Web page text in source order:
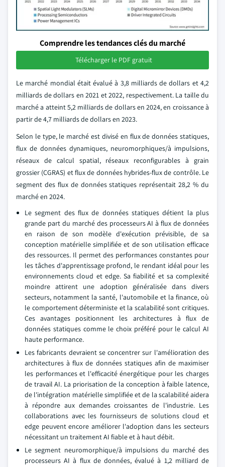
Comprendre les tendances clés du marché
Télécharger le PDF gratuit
Le marché mondial était évalué à 3,8 milliards de dollars et 4,2
milliards de dollars en 2021 et 2022, respectivement. La taille du
marché a atteint 5,2 milliards de dollars en 2024, en croissance à
partir de 4,7 milliards de dollars en 2023.
Selon le type, le marché est divisé en flux de données statiques,
flux de données dynamiques, neuromorphiques/à impulsions,
réseaux de calcul spatial, réseaux reconfigurables à grain
grossier (CGRAS) et flux de données hybrides-flux de contrôle. Le
segment des flux de données statiques représentait 28,2 % du
marché en 2024.
Le segment des flux de données statiques détient la plus
grande part du marché des processeurs AI à flux de données
en raison de son modèle d'exécution prévisible, de sa
conception matérielle simplifiée et de son utilisation efficace
des ressources. Il permet des performances constantes pour
les tâches d'apprentissage profond, le rendant idéal pour les
environnements cloud et edge. Sa fiabilité et sa complexité
moindre attirent une adoption généralisée dans divers
secteurs, notamment la santé, l'automobile et la finance, où
le comportement déterministe et la scalabilité sont critiques.
Ces avantages positionnent les architectures à flux de
données statiques comme le choix préféré pour le calcul AI
haute performance.
Les fabricants devraient se concentrer sur l'amélioration des
architectures à flux de données statiques afin de maximiser
les performances et l'efficacité énergétique pour les charges
de travail AI. La priorisation de la conception à faible latence,
de l'intégration matérielle simplifiée et de la scalabilité aidera
à répondre aux demandes croissantes de l'industrie. Les
collaborations avec les fournisseurs de solutions cloud et
edge peuvent encore améliorer l'adoption dans les secteurs
nécessitant un traitement AI fiable et à haut débit.
Le segment neuromorphique/à impulsions du marché des
processeurs AI à flux de données, évalué à 1,2 milliard de